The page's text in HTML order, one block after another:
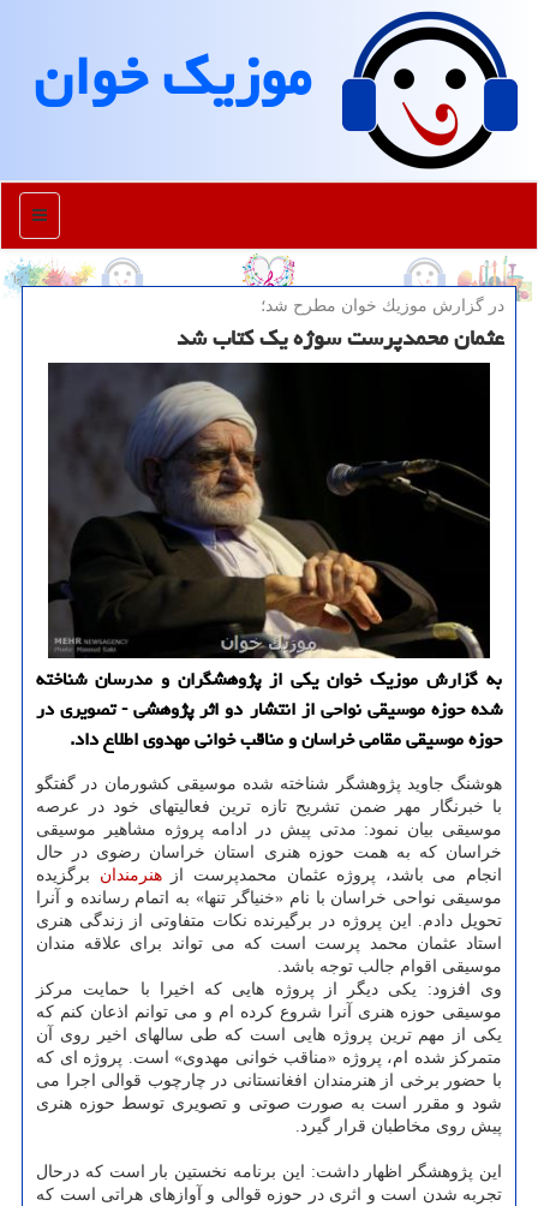
موزیك خوان
منو
در گزارش موزیك خوان مطرح شد؛
عثمان محمدپرست سوژه یک کتاب شد
به گزارش موزیک خوان یکی از پژوهشگران و مدرسان شناخته
شده حوزه موسیقی نواحی از انتشار دو اثر پژوهشی - تصویری در
حوزه موسیقی مقامی خراسان و مناقب خوانی مهدوی اطلاع داد.
هوشنگ جاوید پژوهشگر شناخته شده موسیقی کشورمان در گفتگو
با خبرنگار مهر ضمن تشریح تازه ترین فعالیتهای خود در عرصه
موسیقی بیان نمود: مدتی پیش در ادامه پروژه مشاهیر موسیقی
خراسان که به همت حوزه هنری استان خراسان رضوی در حال
انجام می باشد، پروژه عثمان محمدپرست ازهنرمندان برگزیده
موسیقی نواحی خراسان با نام «خنیاگر تنها» به اتمام رسانده و آنرا
تحویل دادم. این پروژه در برگیرنده نکات متفاوتی از زندگی هنری
استاد عثمان محمد پرست است که می تواند برای علاقه مندان
موسیقی اقوام جالب توجه باشد.
وی افزود: یکی دیگر از پروژه هایی که اخیرا با حمایت مرکز
موسیقی حوزه هنری آنرا شروع کرده ام و می توانم اذعان کنم که
یکی از مهم ترین پروژه هایی است که طی سالهای اخیر روی آن
متمرکز شده ام، پروژه «مناقب خوانی مهدوی» است. پروژه ای که
با حضور برخی از هنرمندان افغانستانی در چارچوب قوالی اجرا می
شود و مقرر است به صورت صوتی و تصویری توسط حوزه هنری
پیش روی مخاطبان قرار گیرد.
این پژوهشگر اظهار داشت: این برنامه نخستین بار است که درحال
تجربه شدن است و اثری در حوزه قوالی و آوازهای هراتی است که